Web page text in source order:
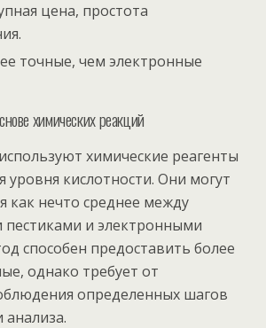
цена, простота
точные, чем электронные
химических реакций
химические реагенты
уровня кислотности. Они могут
как нечто среднее между
и электронными
способен предоставить более
однако требует от
определенных шагов